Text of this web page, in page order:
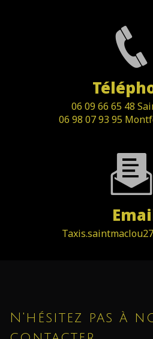
06 09 66 65 48
06 98 07 93 95
N'hésitez pas à